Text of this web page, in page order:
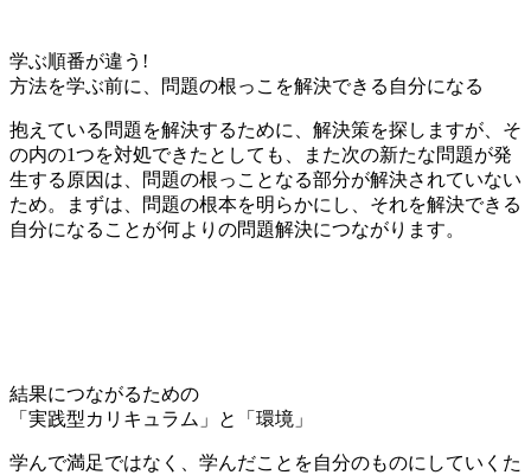
学ぶ順番が違う!
方法を学ぶ前に、問題の根っこを解決できる自分になる
抱えている問題を解決するために、解決策を探しますが、そ
の内の1つを対処できたとしても、また次の新たな問題が発
生する原因は、
問題の根っことなる部分が解決されていない
ため。まずは、
問題の根本を明らかにし、それを解決できる
自分になる ことが何よりの問題解決につながります。
結果につながるための
「実践型カリキュラム」と「環境」
学んで満足ではなく、学んだことを自分のものにしていくた